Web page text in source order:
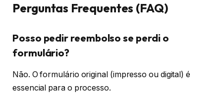
Perguntas Frequentes (FAQ)
Posso pedir reembolso se perdi o
formulário?
Não. O formulário original (impresso ou digital) é
essencial para o processo.